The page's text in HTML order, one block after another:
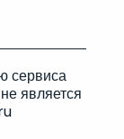
сервиса
является